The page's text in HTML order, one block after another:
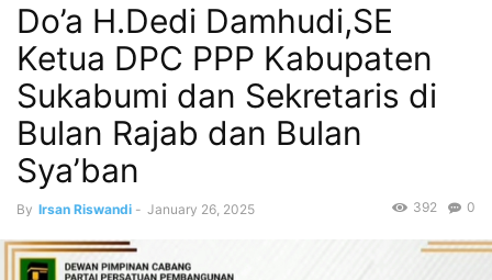
Do’a H.Dedi Damhudi,SE
Ketua DPC PPP Kabupaten
Sukabumi dan Sekretaris di
Bulan Rajab dan Bulan
Sya’ban
By Irsan Riswandi - January 26, 2025 0
392